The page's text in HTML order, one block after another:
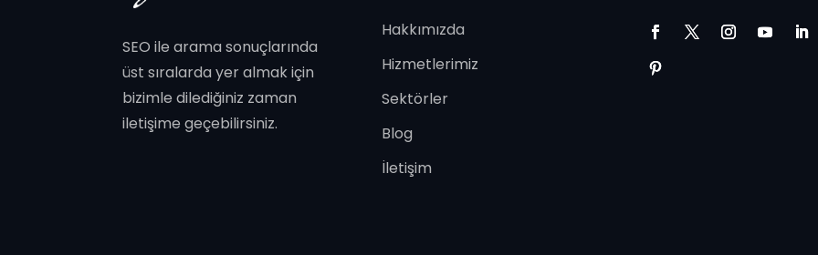
SEO ile arama sonuçlarında
üst sıralarda yer almak için
bizimle dilediğiniz zaman
iletişime geçebilirsiniz.
Hakkımızda
Hizmetlerimiz
Sektörler
Blog
İletişim